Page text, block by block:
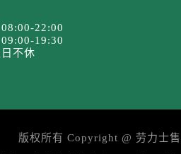
22:00
19:30
不休
版权所有 Copyright @ 劳力士